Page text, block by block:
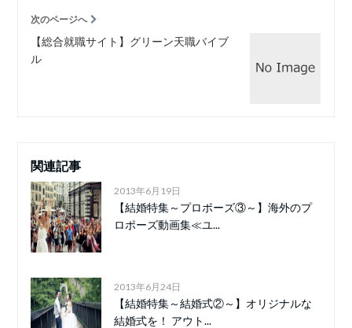
次のページへ
【総合就職サイト】グリーン天職バイブ
ル
関連記事
2013年6月19日
【結婚特集～プロポーズ③～】海外のプ
ロポーズ動画集≪ユ...
2013年6月24日
【結婚特集～結婚式②～】オリジナルな
結婚式を！ アウト...